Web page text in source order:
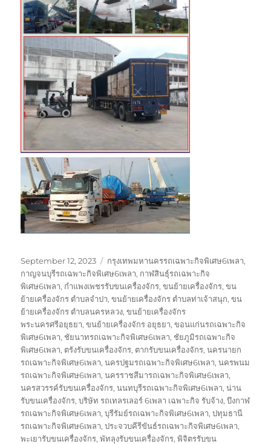
Posted
on
September 12, 2023 Tags
กรุงเทพมหานครรถเฉพาะกิจพิเศษ6เพลา,
กาญจนบุรีรถเฉพาะกิจพิเศษ6เพลา, กาฬสินธุ์รถเฉพาะกิจ
พิเศษ6เพลา, กำแพงเพชรรับขนเครื่องจักร,ขนย้ายเครื่องจักร,ขน
ย้ายเครื่องจักร ตำบลจำปา,ขนย้ายเครื่องจักร ตำบลท่าเจ้าสนุก,ขน
ย้ายเครื่องจักร ตำบลนครหลวง,ขนย้ายเครื่องจักร
พระนครศรีอยุธยา,ขนย้ายเครื่องจักร อยุธยา,ขอนแก่นรถเฉพาะกิจ
พิเศษ6เพลา, ชัยนาทรถเฉพาะกิจพิเศษ6เพลา, ชัยภูมิรถเฉพาะกิจ
พิเศษ6เพลา, ตรังรับขนเครื่องจักร, ตากรับขนเครื่องจักร,นครนายก
รถเฉพาะกิจพิเศษ6เพลา,นครปฐมรถเฉพาะกิจพิเศษ6เพลา,นครพนม
รถเฉพาะกิจพิเศษ6เพลา,นครราชสีมารถเฉพาะกิจพิเศษ6เพลา,
นครสวรรค์รับขนเครื่องจักร,นนทบุรีรถเฉพาะกิจพิเศษ6เพลา,น่าน
รับขนเครื่องจักร,บริษัท รถเทลรเลอร์ 6เพลา เฉพาะกิจ รับจ้าง,บึงกาฬ
รถเฉพาะกิจพิเศษ6เพลา,บุรีรัมย์รถเฉพาะกิจพิเศษ6เพลา,ปทุมธานี
รถเฉพาะกิจพิเศษ6เพลา,ประจวบคีรีขันธ์รถเฉพาะกิจพิเศษ6เพลา,
พะเยารับขนเครื่องจักร,พัทลุงรับขนเครื่องจักร,พิจิตรรับขน